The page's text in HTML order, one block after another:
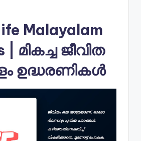
Malayalam
| മികച്ച ജീവിത
ഉദ്ധരണികൾ